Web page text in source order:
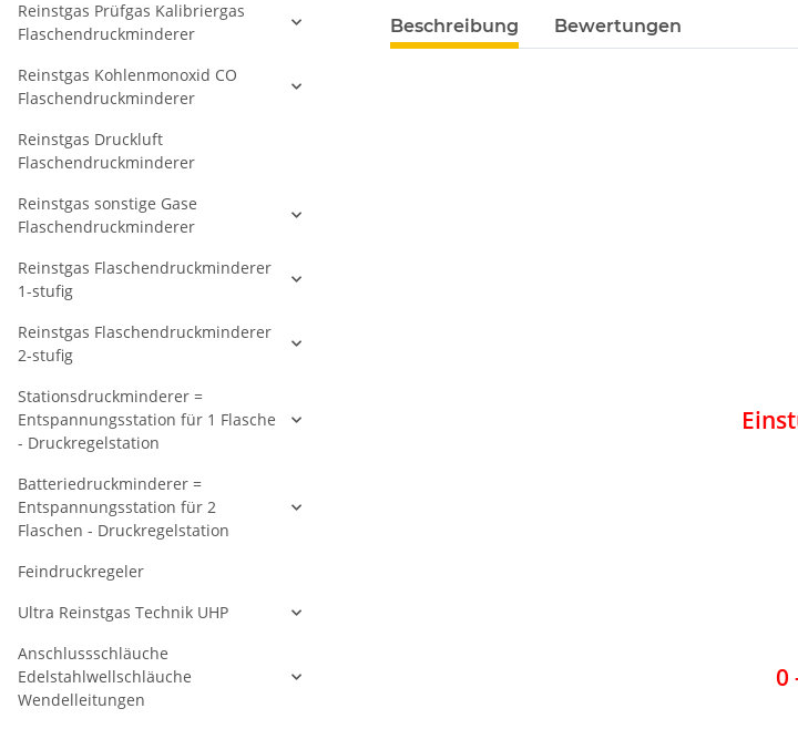
Beschreibung Bewertungen
0
Reinstgas Prüfgas Kalibriergas
Flaschendruckminderer
Reinstgas Kohlenmonoxid CO
Flaschendruckminderer
Reinstgas Druckluft
Flaschendruckminderer
Reinstgas sonstige Gase
Flaschendruckminderer
Reinstgas Flaschendruckminderer
1-stufig
Reinstgas Flaschendruckminderer
2-stufig
Stationsdruckminderer =
Entspannungsstation für 1 Flasche
- Druckregelstation
Batteriedruckminderer =
Entspannungsstation für 2
Flaschen - Druckregelstation
Feindruckregeler
Ultra Reinstgas Technik UHP
Anschlussschläuche
Edelstahlwellschläuche
Wendelleitungen